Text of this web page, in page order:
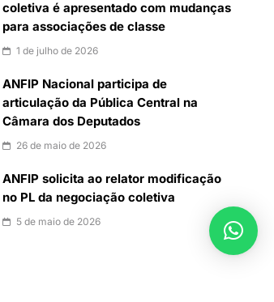
coletiva é apresentado com mudanças
para associações de classe
1 de julho de 2026
ANFIP Nacional participa de
articulação da Pública Central na
Câmara dos Deputados
26 de maio de 2026
ANFIP solicita ao relator modificação
no PL da negociação coletiva
5 de maio de 2026